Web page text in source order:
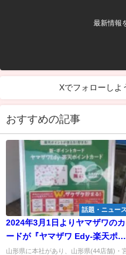
最新情報
Xでフォローしよ
おすすめの記事
話題・ニュース
2024年3月1日よりヤマザワのカ
ードが『ヤマザワ Edy-楽天ポイ
ントカード』なってお得になる
山形県に本社があり、山形県(44店舗)・